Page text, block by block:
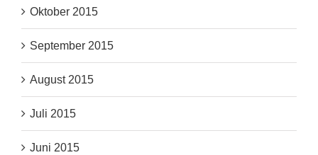
Oktober 2015
September 2015
August 2015
Juli 2015
Juni 2015